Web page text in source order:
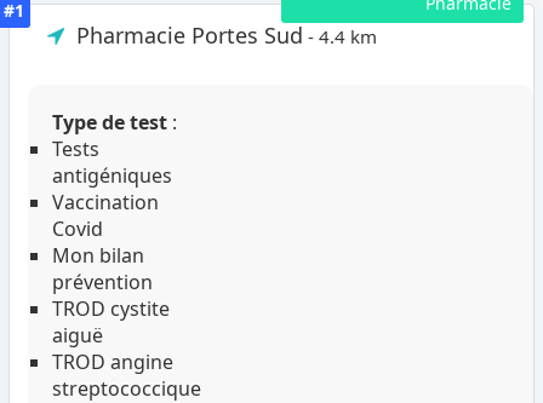
#1
Pharmacie Portes Sud - 4.4 km
Type de test :
Tests
antigéniques
Vaccination
Covid
Mon bilan
prévention
TROD cystite
aiguë
TROD angine
streptococcique